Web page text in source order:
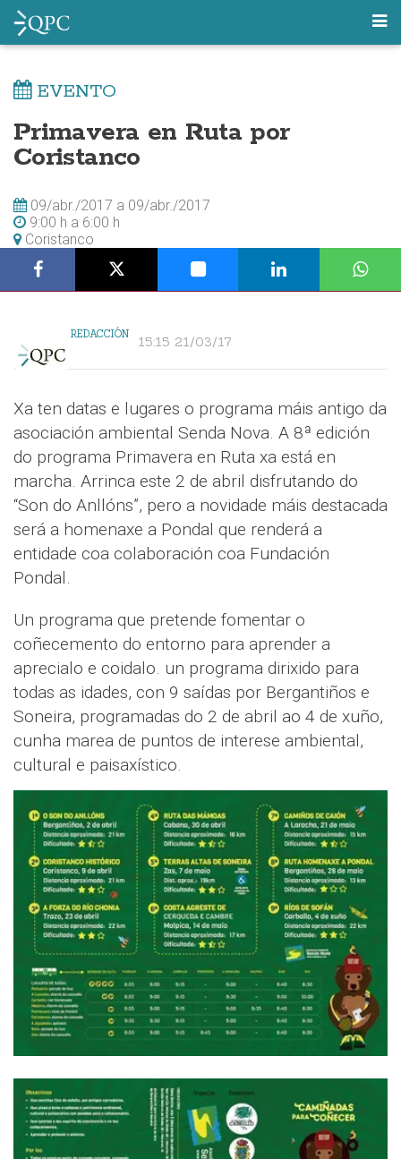
EVENTO
Primavera en Ruta por
Coristanco
09/abr./2017 a 09/abr./2017
9:00 h a 6:00 h
Coristanco
REDACCIÓN 15:15 21/03/17
Xa ten datas e lugares o programa máis antigo da
asociación ambiental Senda Nova. A 8ª edición
do programa Primavera en Ruta xa está en
marcha. Arrinca este 2 de abril disfrutando do
“Son do Anllóns”, pero a novidade máis destacada
será a homenaxe a Pondal que renderá a
entidade coa colaboración coa Fundación
Pondal.
Un programa que pretende fomentar o
coñecemento do entorno para aprender a
aprecialo e coidalo. un programa dirixido para
todas as idades, con 9 saídas por Bergantiños e
Soneira, programadas do 2 de abril ao 4 de xuño,
cunha marea de puntos de interese ambiental,
cultural e paisaxístico.